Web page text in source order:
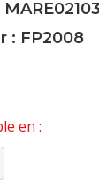
: FP2008
en :